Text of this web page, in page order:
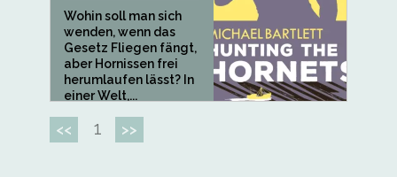
Wohin soll man sich
wenden, wenn das
Gesetz Fliegen fängt,
aber Hornissen frei
herumlaufen lässt? In
einer Welt,...
<< 1 >>